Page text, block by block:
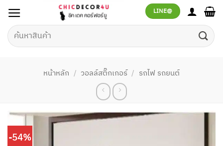
เนื้อหา
LINE@
ค้นหา:
หน้าหลัก / วอลล์สติ๊กเกอร์ / รถไฟ รถยนต์
-54%